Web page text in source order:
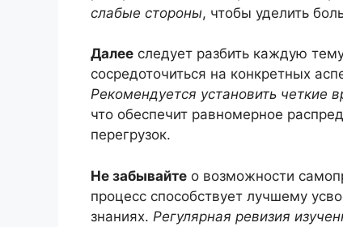
слабые стороны, чтобы уделить
Далее следует разбить каждую
сосредоточиться на конкретных
Рекомендуется установить четкие
что обеспечит равномерное
перегрузок.
Не забывайте о возможности
процесс способствует лучшему
знаниях. Регулярная ревизия